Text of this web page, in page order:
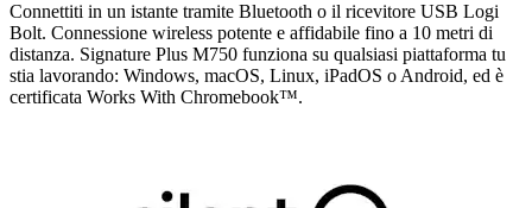
Connettiti in un istante tramite Bluetooth o il ricevitore USB Logi
Bolt. Connessione wireless potente e affidabile fino a 10 metri di
distanza. Signature Plus M750 funziona su qualsiasi piattaforma tu
stia lavorando: Windows, macOS, Linux, iPadOS o Android, ed è
certificata Works With Chromebook™.